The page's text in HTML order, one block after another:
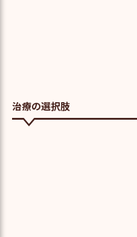
治療の選択肢